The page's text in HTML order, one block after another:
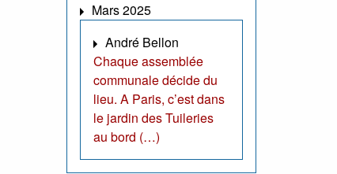
Mars 2025
André Bellon
Chaque assemblée
communale décide du
lieu. A Paris, c’est dans
le jardin des Tuileries
au bord (…)